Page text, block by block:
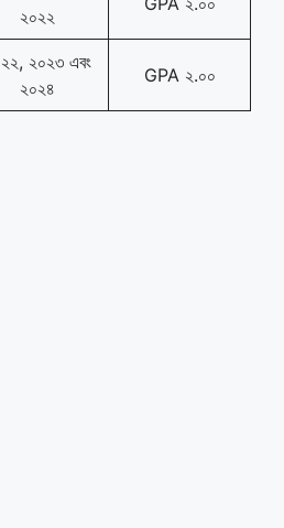
২০২২
২০২৩ এবং
২০২৪
GPA ২.০০